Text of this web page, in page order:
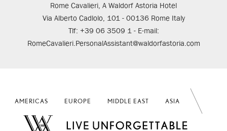
Rome Cavalieri, A Waldorf Astoria Hotel
Via Alberto Cadlolo, 101 - 00136 Rome Italy
Tlf: +39 06 3509 1 - E-mail:
RomeCavalieri.PersonalAssistant@waldorfastoria.com
AMERICAS EUROPE MIDDLE EAST ASIA